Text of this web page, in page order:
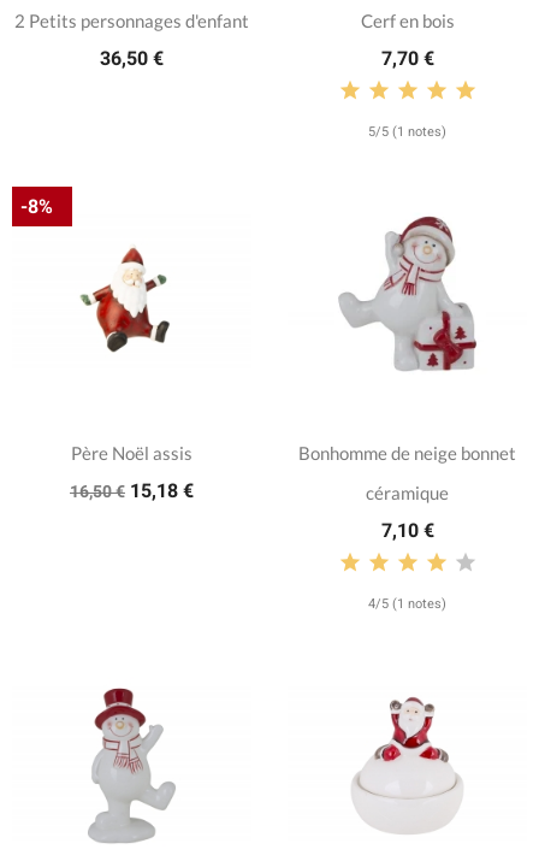
2 Petits personnages d'enfant
36,50 €
Cerf en bois
7,70 €
5/5 (1 notes)
Père Noël assis
16,50 € 15,18 €
-8%
Bonhomme de neige bonnet
céramique
7,10 €
4/5 (1 notes)